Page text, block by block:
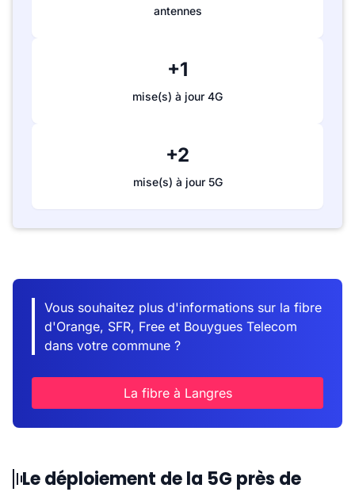
antennes
+1
mise(s) à jour 4G
+2
mise(s) à jour 5G
Vous souhaitez plus d'informations sur la fibre
d'Orange, SFR, Free et Bouygues Telecom
dans votre commune ?
La fibre à Langres
Le déploiement de la 5G près de